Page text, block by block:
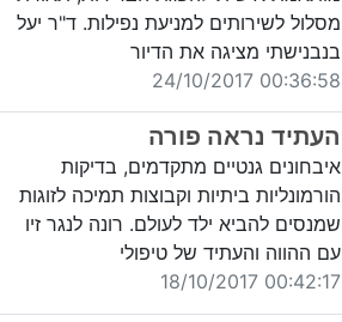
מסלול לשירותים למניעת נפילות. ד"ר יעל
בנבנישתי מציגה את הדיור
00:36:58 24/10/2017
העתיד נראה פורה
איבחונים גנטיים מתקדמים, בדיקות
הורמונליות ביתיות וקבוצות תמיכה לזוגות
שמנסים להביא ילד לעולם. רונה לנגר זיו
עם ההווה והעתיד של טיפולי
00:42:17 18/10/2017